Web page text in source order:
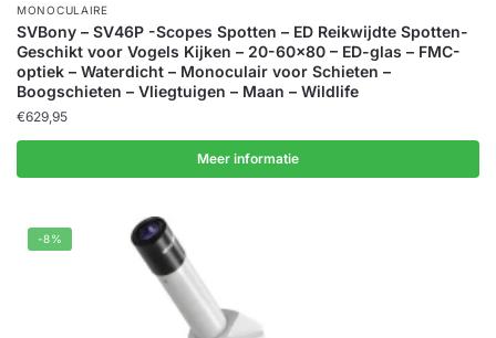
MONOCULAIRE
SVBony – SV46P -Scopes Spotten – ED Reikwijdte Spotten-
Geschikt voor Vogels Kijken – 20-60×80 – ED-glas – FMC-
optiek – Waterdicht – Monoculair voor Schieten –
Boogschieten – Vliegtuigen – Maan – Wildlife
€629,95
Meer informatie
-8%